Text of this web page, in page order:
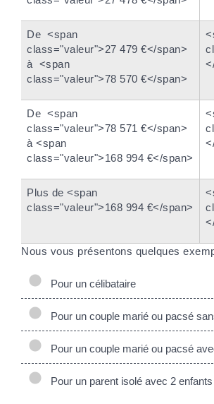
De <span
class="valeur">27 479 €</span>
à <span
class="valeur">78 570 €</span>
De <span
class="valeur">78 571 €</span>
à <span
class="valeur">168 994 €</span>
Plus de <span
class="valeur">168 994 €</span>
Nous vous présentons quelques
Pour un célibataire
Pour un couple marié ou pacsé
Pour un couple marié ou pacsé
Pour un parent isolé avec 2 enfants